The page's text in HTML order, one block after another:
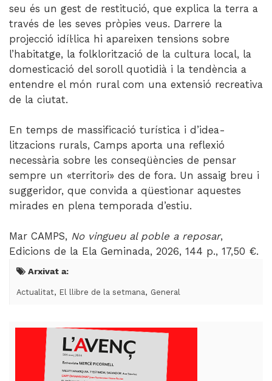
seu és un gest de restitució, que explica la terra a
través de les seves pròpies veus. Darrere la
projecció idíl·lica hi apareixen tensions sobre
l’habitatge, la folklorització de la cultura local, la
domesticació del soroll quotidià i la tendència a
entendre el món rural com una extensió recreativa
de la ciutat.
En temps de massificació turística i d’idea­
litzacions rurals, Camps aporta una reflexió
necessària sobre les conseqüències de pensar
sempre un «territori» des de fora. Un assaig breu i
suggeridor, que convida a qüestionar aquestes
mirades en plena temporada d’estiu.
Mar CAMPS, No vingueu al poble a reposar,
Edicions de la Ela Geminada, 2026, 144 p., 17,50 €.
Arxivat a:
Actualitat, El llibre de la setmana, General